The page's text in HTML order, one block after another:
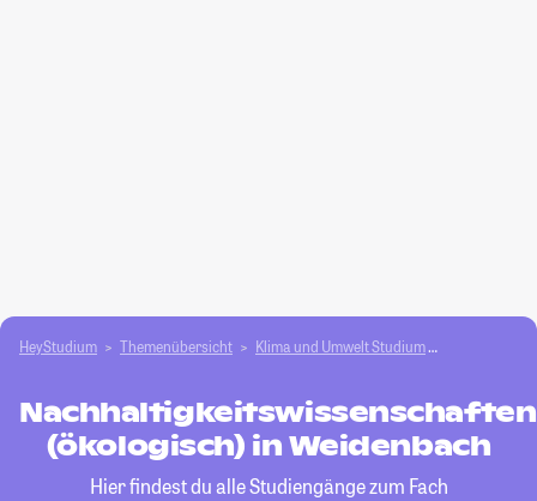
HeyStudium Themenübersicht Klima und Umwelt Studium
Nachhaltigkeitswissenschaften
(ökologisch) in Weidenbach
Hier findest du alle Studiengänge zum Fach